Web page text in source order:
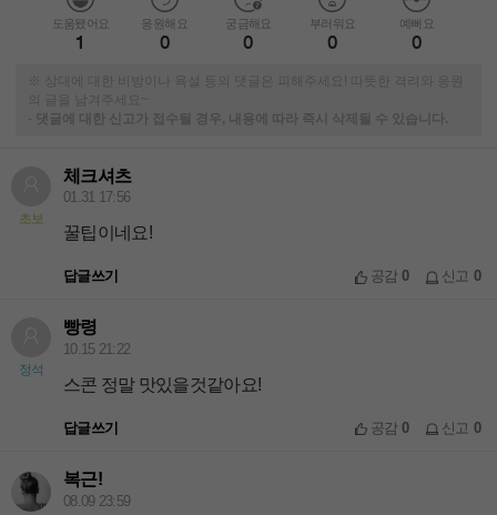
도움됐어요
1
응원해요
0
궁금해요
0
부러워요
0
예뻐요
0
※ 상대에 대한 비방이나 욕설 등의 댓글은 피해주세요! 따뜻한 격려와 응원
의 글을 남겨주세요~
-
댓글에 대한 신고가 접수될 경우, 내용에 따라 즉시 삭제될 수 있습니다.
초보
체크셔츠
01.31 17:56
꿀팁이네요!
답글쓰기 공감0 신고 0
정석
빵령
10.15 21:22
스콘 정말 맛있을것같아요!
답글쓰기 공감0 신고 0
복근!
08.09 23:59